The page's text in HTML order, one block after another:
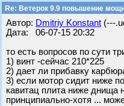
Re: Ветерок 9.9 повышение
Автор: Dmitriy Konstant (---
Дата: 06-07-15 20:32
то есть вопросов по сути
1) винт -сейчас 210*225
2) дает ли прибавку
3) если мотор сидит ниже
кавитац плита ниже днища
принципиально-хотя ...